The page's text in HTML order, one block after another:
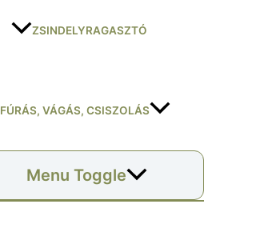
ZSINDELYRAGASZTÓ
FÚRÁS, VÁGÁS, CSISZOLÁS
Menu Toggle